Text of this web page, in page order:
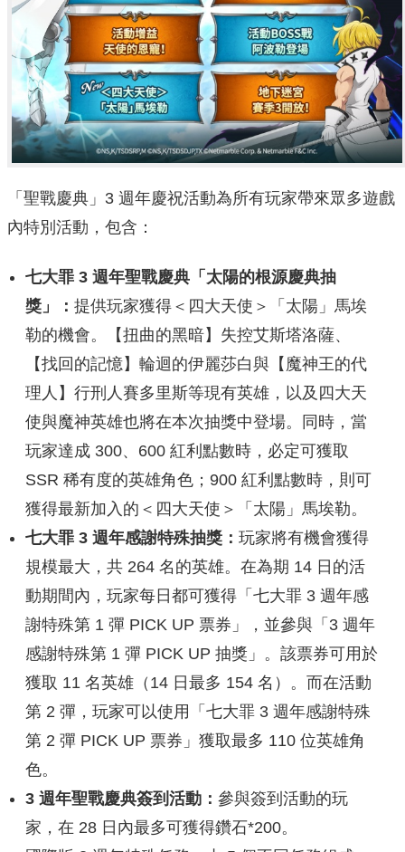
「聖戰慶典」3 週年慶祝活動為所有玩家帶來眾多遊戲
內特別活動，包含：
七大罪 3 週年聖戰慶典「太陽的根源慶典抽
獎」： 提供玩家獲得＜四大天使＞「太陽」馬埃
勒的機會。【扭曲的黑暗】失控艾斯塔洛薩、
【找回的記憶】輪迴的伊麗莎白與【魔神王的代
理人】行刑人賽多里斯等現有英雄，以及四大天
使與魔神英雄也將在本次抽獎中登場。同時，當
玩家達成 300、600 紅利點數時，必定可獲取
SSR 稀有度的英雄角色；900 紅利點數時，則可
獲得最新加入的＜四大天使＞「太陽」馬埃勒。
七大罪 3 週年感謝特殊抽獎： 玩家將有機會獲得
規模最大，共 264 名的英雄。在為期 14 日的活
動期間內，玩家每日都可獲得「七大罪 3 週年感
謝特殊第 1 彈 PICK UP 票券」，並參與「3 週年
感謝特殊第 1 彈 PICK UP 抽獎」。該票券可用於
獲取 11 名英雄（14 日最多 154 名）。而在活動
第 2 彈，玩家可以使用「七大罪 3 週年感謝特殊
第 2 彈 PICK UP 票券」獲取最多 110 位英雄角
色。
3 週年聖戰慶典簽到活動： 參與簽到活動的玩
家，在 28 日內最多可獲得鑽石*200。